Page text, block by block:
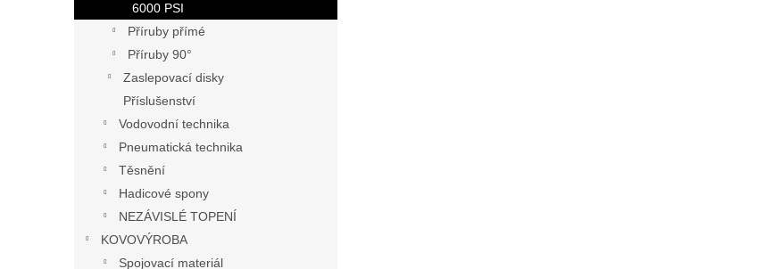
6000 PSI
Příruby přímé
Příruby 90°
Zaslepovací disky
Příslušenství
Vodovodní technika
Pneumatická technika
Těsnění
Hadicové spony
NEZÁVISLÉ TOPENÍ
KOVOVÝROBA
Spojovací materiál